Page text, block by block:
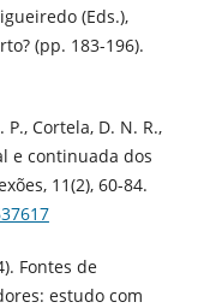
(Eds.),
(pp. 183-196).
P., Cortela, D. N. R.,
e continuada dos
11(2), 60-84.
Fontes de
estudo com